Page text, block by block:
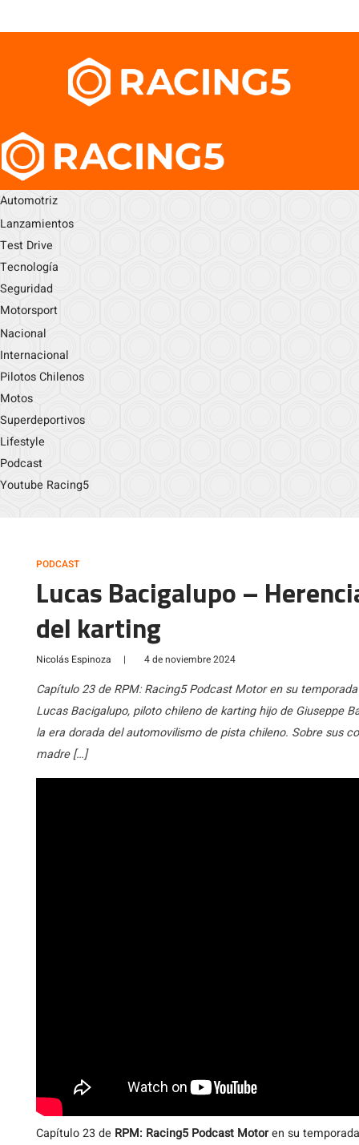
Automotriz
Lanzamientos
Test Drive
Tecnología
Seguridad
Motorsport
Nacional
Internacional
Pilotos Chilenos
Motos
Superdeportivos
Lifestyle
Podcast
Youtube Racing5
PODCAST
Lucas Bacigalupo –
del karting
Nicolás Espinoza | 4 de noviembre 2024
Capítulo 23 de RPM: Racing5 Podcast Motor en su
Lucas Bacigalupo, piloto chileno de karting hijo de Giuseppe
la era dorada del automovilismo de pista chileno. Sobre sus
madre […]
Capítulo 23 de RPM: Racing5 Podcast Motoren su